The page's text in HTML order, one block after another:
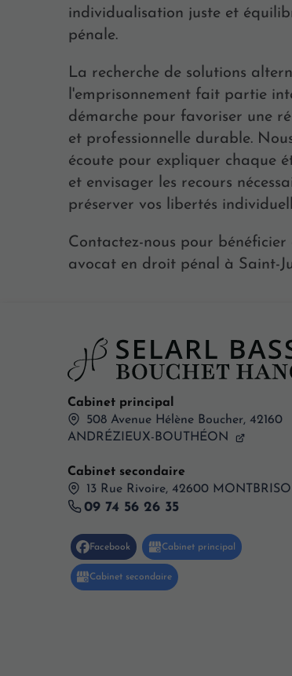
individualisation juste et
pénale.
La recherche de solutions
l'emprisonnement fait partie
démarche pour favoriser une
et professionnelle durable.
écoute pour expliquer chaque
et envisager les recours
préserver vos libertés
Contactez-nous pour
avocat en droit pénal à Saint-
Cabinet principal
508 Avenue Hélène Boucher, 42160
ANDRÉZIEUX-BOUTHÉON
Cabinet secondaire
13 Rue Rivoire, 42600
09 74 56 26 35